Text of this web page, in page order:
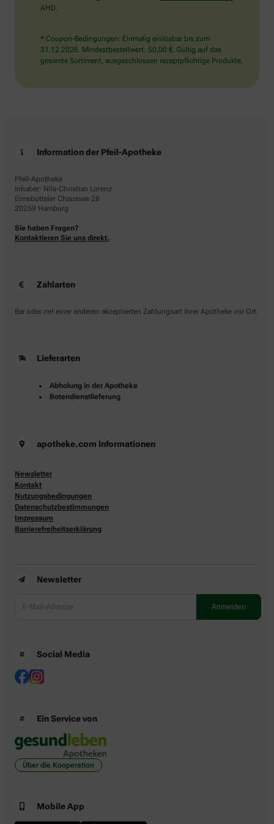
AHD.
* Coupon-Bedingungen: Einmalig einlösbar bis zum
31.12.2026. Mindestbestellwert: 50,00 €. Gültig auf das
gesamte Sortiment, ausgeschlossen rezeptpflichtige Produkte.
Information der Pfeil-Apotheke
Pfeil-Apotheke
Inhaber: Nils-Christian Lorenz
Eimsbütteler Chaussee 28
20259 Hamburg
Sie haben Fragen?
Kontaktieren Sie uns direkt.
Zahlarten
Bar oder mit einer anderen akzeptierten Zahlungsart Ihrer Apotheke vor Ort.
Lieferarten
Abholung in der Apotheke
Botendienstlieferung
apotheke.com Informationen
Newsletter
Kontakt
Nutzungsbedingungen
Datenschutzbestimmungen
Impressum
Barrierefreiheitserklärung
Newsletter
Social Media
Ein Service von
Über die Kooperation
Mobile App